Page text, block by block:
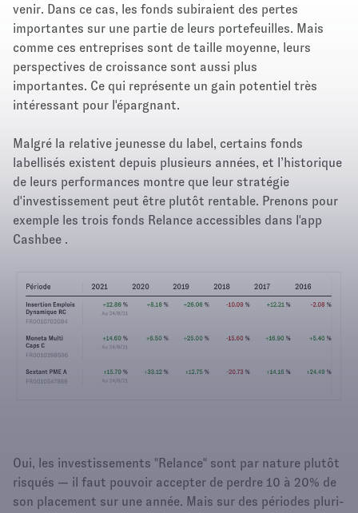
venir. Dans ce cas, les fonds subiraient des pertes
importantes sur une partie de leurs portefeuilles. Mais
comme ces entreprises sont de taille moyenne, leurs
perspectives de croissance sont aussi plus
importantes. Ce qui représente un gain potentiel très
intéressant pour l'épargnant.
Malgré la relative jeunesse du label, certains fonds
labellisés existent depuis plusieurs années, et l’historique
de leurs performances montre que leur stratégie
d'investissement peut être plutôt rentable. Prenons pour
exemple les trois fonds Relance accessibles dans l'app
Cashbee .
Oui, les investissements "Relance" sont par nature plutôt
risqués — il faut pouvoir accepter de perdre 10 à 20% de
son placement sur une année. Mais sur des périodes pluri-